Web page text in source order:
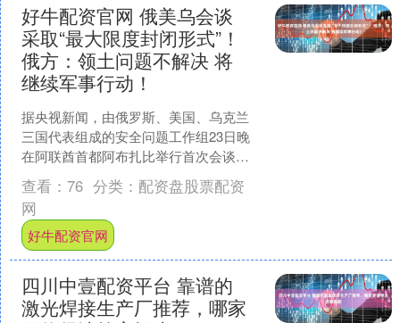
好牛配资官网 俄美乌会谈
采取“最大限度封闭形式”！
俄方：领土问题不解决 将
继续军事行动！
据央视新闻，由俄罗斯、美国、乌克兰
三国代表组成的安全问题工作组23日晚
在阿联酋首都阿布扎比举行首次会谈。
此次会谈是2022年2月俄乌冲突升级以
来，俄罗斯、美国和....
查看： 76 分类： 配资盘股票配资
网
好牛配资官网
四川中壹配资平台 靠谱的
激光焊接生产厂推荐，哪家